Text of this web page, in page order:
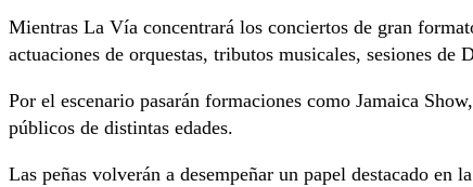
Mientras La Vía concentrará los conciertos de gran
actuaciones de orquestas, tributos musicales, sesiones de
Por el escenario pasarán formaciones como Jamaica
públicos de distintas edades.
Las peñas volverán a desempeñar un papel destacado